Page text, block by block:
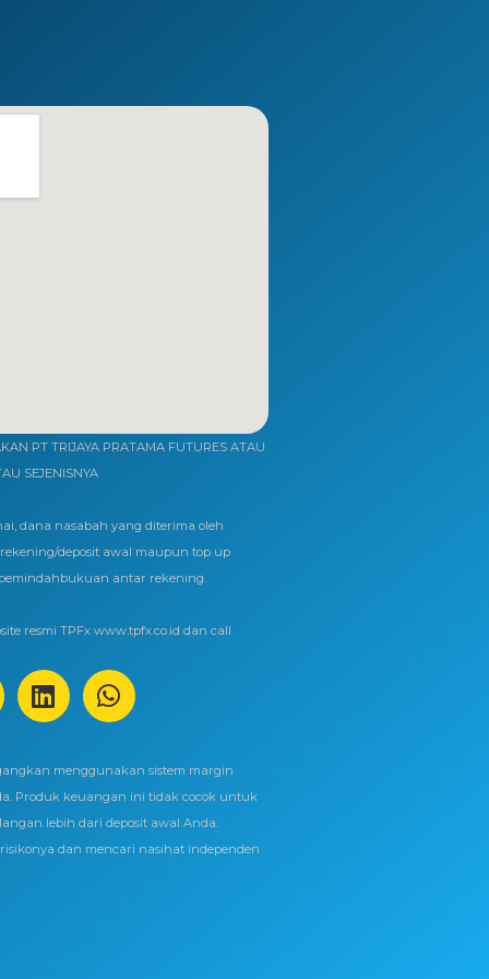
PT TRIJAYA PRATAMA FUTURES ATAU
SEJENISNYA
dana nasabah yang diterima oleh
deposit awal maupun top up
antar rekening.
resmi TPFx www.tpfx.co.id dan call
menggunakan sistem margin
Produk keuangan ini tidak cocok untuk
lebih dari deposit awal Anda.
dan mencari nasihat independen